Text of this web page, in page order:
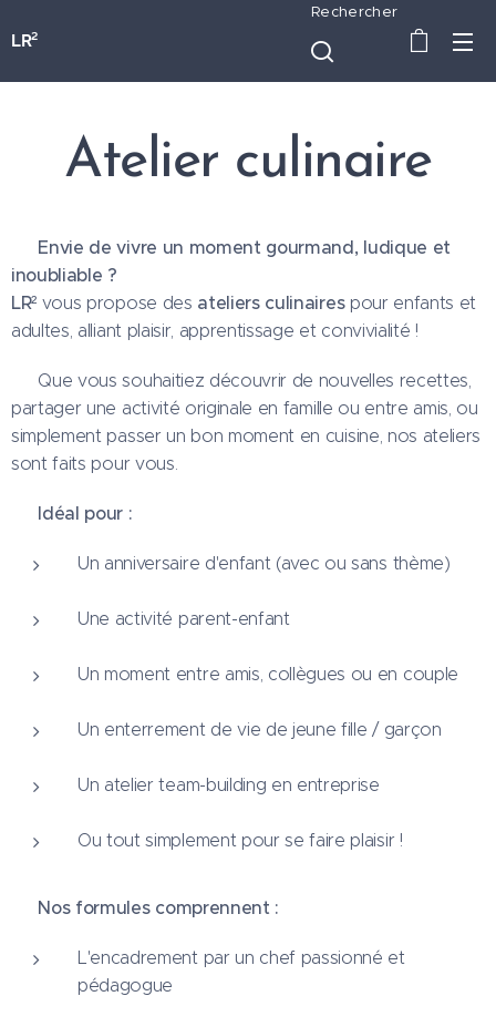
LR²
Rechercher
Atelier culinaire
Envie de vivre un moment gourmand, ludique et
inoubliable ?
LR² vous propose des ateliers culinairespour enfants et
adultes, alliant plaisir, apprentissage et convivialité !
👩‍🍳 Que vous souhaitiez découvrir de nouvelles recettes,
partager une activité originale en famille ou entre amis, ou
simplement passer un bon moment en cuisine, nos ateliers
sont faits pour vous.
Idéal pour :
Un anniversaire d'enfant (avec ou sans thème)
Une activité parent-enfant
Un moment entre amis, collègues ou en couple
Un enterrement de vie de jeune fille / garçon
Un atelier team-building en entreprise
Ou tout simplement pour se faire plaisir !
Nos formules comprennent :
L'encadrement par un chef passionné et
pédagogue